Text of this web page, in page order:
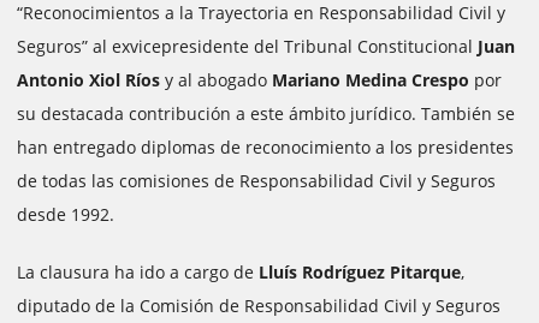
“Reconocimientos a la Trayectoria en Responsabilidad Civil y
Seguros” al exvicepresidente del Tribunal Constitucional Juan
Antonio Xiol Ríos y al abogado Mariano Medina Crespo por
su destacada contribución a este ámbito jurídico. También se
han entregado diplomas de reconocimiento a los presidentes
de todas las comisiones de Responsabilidad Civil y Seguros
desde 1992.
La clausura ha ido a cargo de Lluís Rodríguez Pitarque,
diputado de la Comisión de Responsabilidad Civil y Seguros